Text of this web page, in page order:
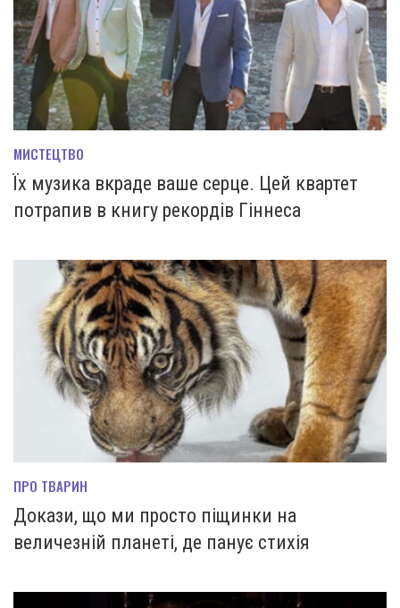
МИСТЕЦТВО
Їх музика вкраде ваше серце. Цей квартет
потрапив в книгу рекордів Гіннеса
ПРО ТВАРИН
Докази, що ми просто піщинки на
величезній планеті, де панує стихія